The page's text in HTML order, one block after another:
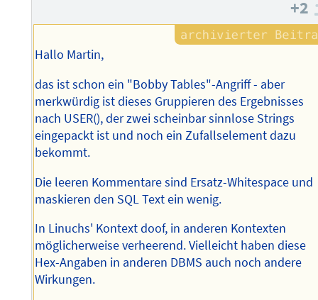
+2
Hallo Martin,
das ist schon ein "Bobby Tables"-Angriff - aber
merkwürdig ist dieses Gruppieren des Ergebnisses
nach USER(), der zwei scheinbar sinnlose Strings
eingepackt ist und noch ein Zufallselement dazu
bekommt.
Die leeren Kommentare sind Ersatz-Whitespace und
maskieren den SQL Text ein wenig.
In Linuchs' Kontext doof, in anderen Kontexten
möglicherweise verheerend. Vielleicht haben diese
Hex-Angaben in anderen DBMS auch noch andere
Wirkungen.